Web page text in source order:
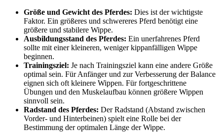
Größe und Gewicht des Pferdes: Dies ist der wichtigste
Faktor. Ein größeres und schwereres Pferd benötigt eine
größere und stabilere Wippe.
Ausbildungsstand des Pferdes: Ein unerfahrenes Pferd
sollte mit einer kleineren, weniger kippanfälligen Wippe
beginnen.
Trainingsziel: Je nach Trainingsziel kann eine andere Größe
optimal sein. Für Anfänger und zur Verbesserung der Balance
eignen sich oft kleinere Wippen. Für fortgeschrittene
Übungen und den Muskelaufbau können größere Wippen
sinnvoll sein.
Radstand des Pferdes: Der Radstand (Abstand zwischen
Vorder- und Hinterbeinen) spielt eine Rolle bei der
Bestimmung der optimalen Länge der Wippe.